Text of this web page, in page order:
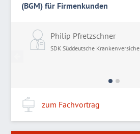
(BGM) für Firmenkunden
Philip Pfretzschner
SDK Süddeutsche
zum Fachvortrag